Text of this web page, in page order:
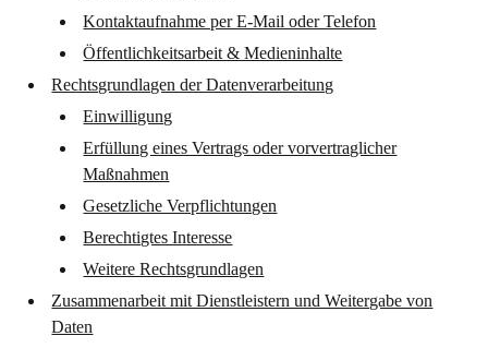
Kontaktaufnahme per E-Mail oder Telefon
Öffentlichkeitsarbeit & Medieninhalte
Rechtsgrundlagen der Datenverarbeitung
Einwilligung
Erfüllung eines Vertrags oder vorvertraglicher
Maßnahmen
Gesetzliche Verpflichtungen
Berechtigtes Interesse
Weitere Rechtsgrundlagen
Zusammenarbeit mit Dienstleistern und Weitergabe von
Daten